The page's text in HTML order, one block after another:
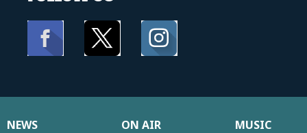
NEWS ON AIR
MUSIC